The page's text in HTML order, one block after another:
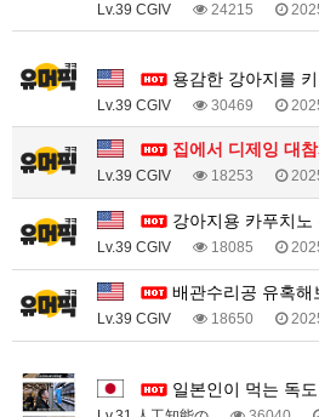
Lv.39 CGIV 24215
용감한 강아지를
Lv.39 CGIV 30469
집에서 디제잉 대
Lv.39 CGIV 18253
강아지용 카푸치노
Lv.39 CGIV 18085
배관수리공 유혹해
Lv.39 CGIV 18650
일본인이 먹는 독